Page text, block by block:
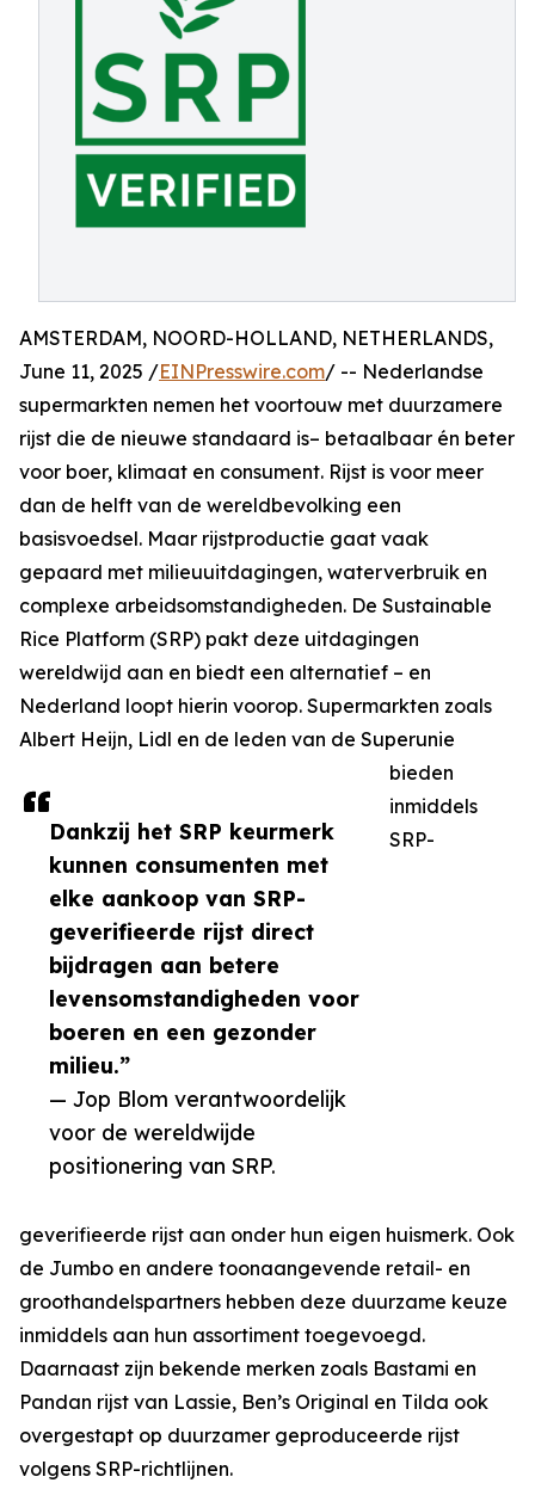
Dankzij het SRP keurmerk
kunnen consumenten met
elke aankoop van SRP-
geverifieerde rijst direct
bijdragen aan betere
levensomstandigheden voor
boeren en een gezonder
milieu.”
— Jop Blom verantwoordelijk
voor de wereldwijde
positionering van SRP.
AMSTERDAM, NOORD-HOLLAND, NETHERLANDS,
June 11, 2025 /EINPresswire.com/ -- Nederlandse
supermarkten nemen het voortouw met duurzamere
rijst die de nieuwe standaard is– betaalbaar én beter
voor boer, klimaat en consument. Rijst is voor meer
dan de helft van de wereldbevolking een
basisvoedsel. Maar rijstproductie gaat vaak
gepaard met milieuuitdagingen, waterverbruik en
complexe arbeidsomstandigheden. De Sustainable
Rice Platform (SRP) pakt deze uitdagingen
wereldwijd aan en biedt een alternatief – en
Nederland loopt hierin voorop. Supermarkten zoals
Albert Heijn, Lidl en de leden van de Superunie
bieden
inmiddels
SRP-
geverifieerde rijst aan onder hun eigen huismerk. Ook
de Jumbo en andere toonaangevende retail- en
groothandelspartners hebben deze duurzame keuze
inmiddels aan hun assortiment toegevoegd.
Daarnaast zijn bekende merken zoals Bastami en
Pandan rijst van Lassie, Ben’s Original en Tilda ook
overgestapt op duurzamer geproduceerde rijst
volgens SRP-richtlijnen.